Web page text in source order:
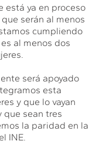
está ya en proceso
serán al menos
cumpliendo
al menos dos
será apoyado
esta
y que lo vayan
que sean tres
la paridad en la
INE.